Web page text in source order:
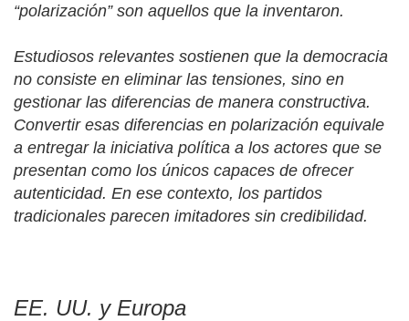
“polarización” son aquellos que la inventaron.
Estudiosos relevantes sostienen que la democracia
no consiste en eliminar las tensiones, sino en
gestionar las diferencias de manera constructiva.
Convertir esas diferencias en polarización equivale
a entregar la iniciativa política a los actores que se
presentan como los únicos capaces de ofrecer
autenticidad. En ese contexto, los partidos
tradicionales parecen imitadores sin credibilidad.
EE. UU. y Europa